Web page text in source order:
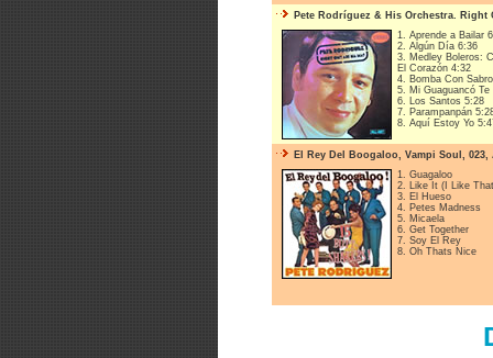
Pete Rodríguez & His Orchestra. Right
1. Aprende a Bailar
2. Algún Día 6:36
3. Medley Boleros:
El Corazón 4:32
4. Bomba Con
5. Mi Guaguancó Te
6. Los Santos 5:28
7. Parampanpán
8. Aquí Estoy Yo
El Rey Del Boogaloo, Vampi Soul,
1. Guagaloo
2. Like It (I Like
3. El Hueso
4. Petes Madness
5. Micaela
6. Get Together
7. Soy El Rey
8. Oh Thats Nice